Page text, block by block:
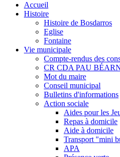
Accueil
Histoire
Histoire de Bosdarros
Eglise
Fontaine
Vie municipale
Compte-rendus des
CR CDA PAU
Mot du maire
Conseil municipal
Bulletins d'informations
Action sociale
Aides pour les
Repas à domicile
Aide à domicile
Transport "mini
APA